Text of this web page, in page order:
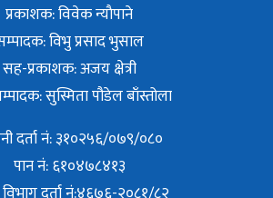
प्रकाशक: विवेक न्याैपाने
विभु प्रसाद भुसाल
सह-प्रकाशक: अजय क्षेत्री
सुस्मिता पौडेल बाँस्तोला
दर्ता नं: ३१०२५६/०७९/०८०
पान नं: ६१०४७८४१३